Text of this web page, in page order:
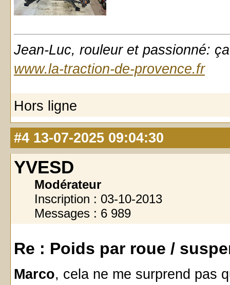
Jean-Luc, rouleur et passionné:
www.la-traction-de-provence.fr
Hors ligne
#4 13-07-2025 09:04:30
YVESD
Modérateur
Inscription : 03-10-2013
Messages : 6 989
Re : Poids par roue /
Marco, cela ne me surprend pas